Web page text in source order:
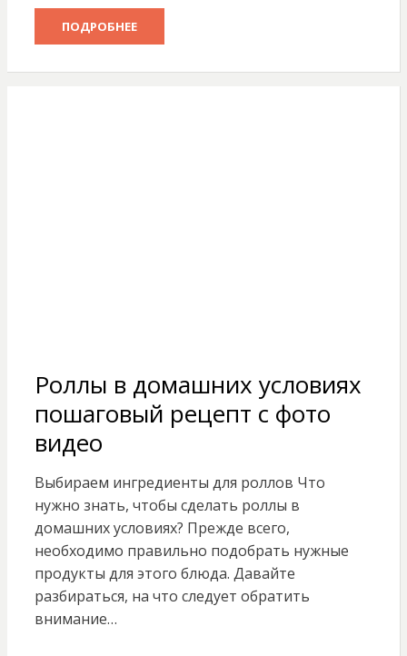
ПОДРОБНЕЕ
Роллы в домашних условиях
пошаговый рецепт с фото
видео
Выбираем ингредиенты для роллов Что
нужно знать, чтобы сделать роллы в
домашних условиях? Прежде всего,
необходимо правильно подобрать нужные
продукты для этого блюда. Давайте
разбираться, на что следует обратить
внимание…